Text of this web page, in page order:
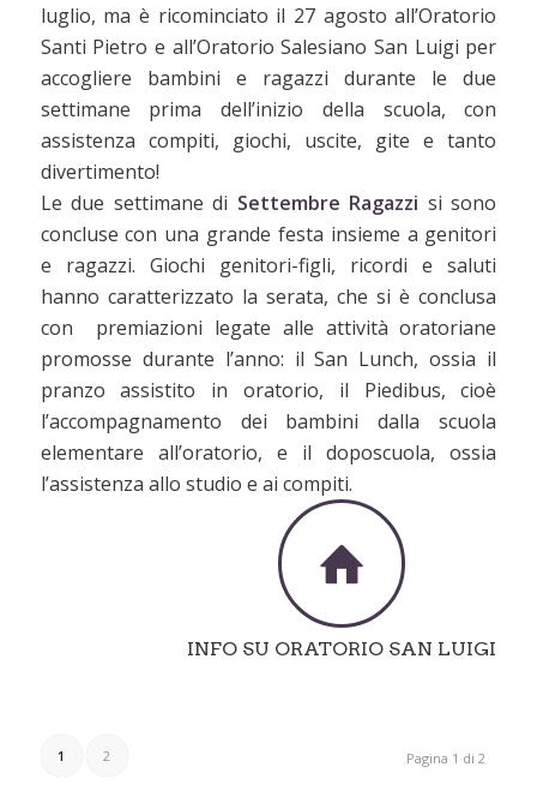
luglio, ma è ricominciato il 27 agosto all’Oratorio
Santi Pietro e all’Oratorio Salesiano San Luigi per
accogliere bambini e ragazzi durante le due
settimane prima dell’inizio della scuola, con
assistenza compiti, giochi, uscite, gite e tanto
divertimento!
Le due settimane di Settembre Ragazzi si sono
concluse con una grande festa insieme a genitori
e ragazzi. Giochi genitori-figli, ricordi e saluti
hanno caratterizzato la serata, che si è conclusa
con premiazioni legate alle attività oratoriane
promosse durante l’anno: il San Lunch, ossia il
pranzo assistito in oratorio, il Piedibus, cioè
l’accompagnamento dei bambini dalla scuola
elementare all’oratorio, e il doposcuola, ossia
l’assistenza allo studio e ai compiti.
INFO SU ORATORIO SAN LUIGI
Pagina 1 di 2
1 2